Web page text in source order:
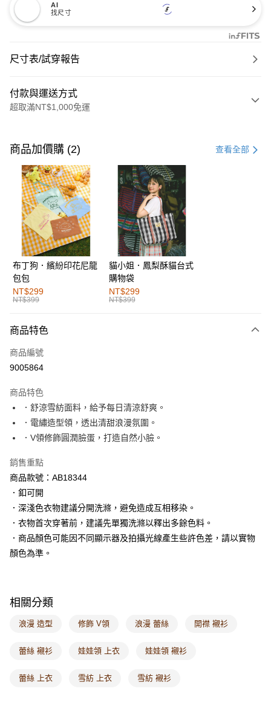
AI
找尺寸
尺寸表/試穿報告
付款與運送方式
超取滿NT$1,000免運
信用卡一次付款
購物金
超商取貨付款
LINE Pay
街口支付
運送方式
全家取貨付款
每筆NT$60，滿NT$1,000(含以上)免運費
付款後全家取貨
萊爾富取貨付款
付款後萊爾富取貨
每筆NT$60，滿NT$1,000(含以上)免運費
7-11取貨付款
每筆NT$60，滿NT$1,000(含以上)免運費
付款後7-11取貨
每筆NT$60，滿NT$1,000(含以上)免運費
宅配
每筆NT$120，滿NT$1,000(含以上)免運費
付款後門市自取
海外配送-港/澳/新/馬/泰國專屬
海外配送-其他亞洲地區
商品加價購 (2) 查看全部
布丁狗．繽紛印花尼龍
包包
NT$299
NT$399
貓小姐．鳳梨酥貓台式
購物袋
NT$299
NT$399
商品特色
商品編號
9005864
商品特色
．舒涼雪紡面料，給予每日清涼舒爽。
．電繡造型領，透出清甜浪漫氛圍。
．V領修飾圓潤臉蛋，打造自然小臉。
銷售重點
商品款號：AB18344
．釦可開
．深淺色衣物建議分開洗滌，避免造成互相移染。
．衣物首次穿著前，建議先單獨洗滌以釋出多餘色料。
．商品顏色可能因不同顯示器及拍攝光線產生些許色差，請以實物
顏色為準。
相關分類
浪漫 造型 修飾 V領 浪漫 蕾絲 開襟 襯衫
蕾絲 襯衫 娃娃領 上衣 娃娃領 襯衫
蕾絲 上衣 雪紡 上衣 雪紡 襯衫